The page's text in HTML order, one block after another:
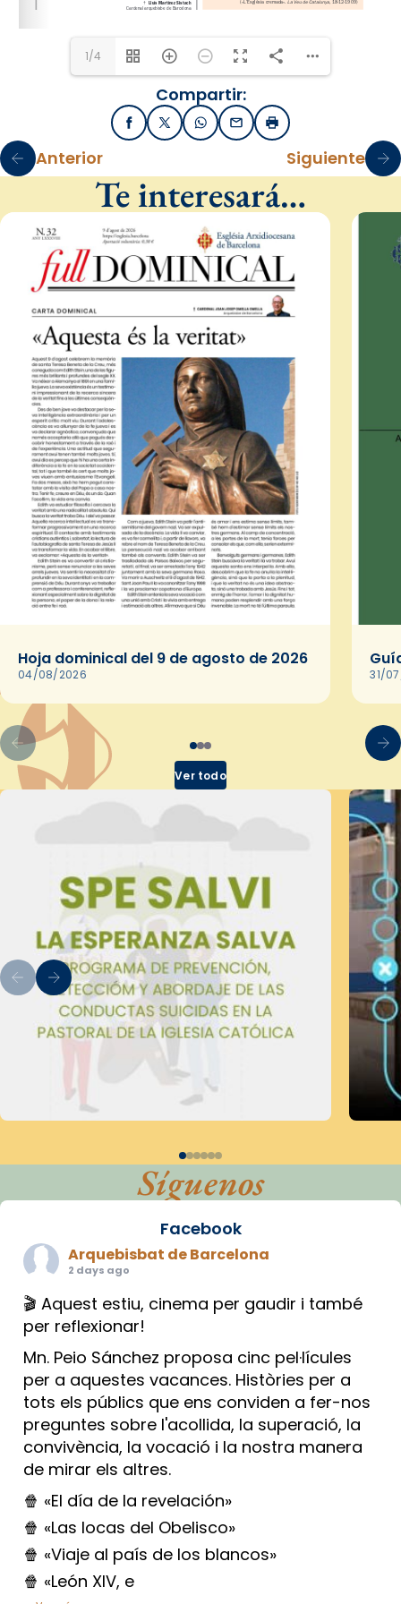
1/4
Compartir:
FacebookX / TwitterWhatsApp
EmailImprimir
Anterior Siguiente
Te interesará…
Hoja dominical del 9 de agosto de 2026
04/08/2026 31/
Ver todo
Síguenos
Facebook
Arquebisbat de Barcelona
2 days ago
🎬 Aquest estiu, cinema per gaudir i també
per reflexionar!
Mn. Peio Sánchez proposa cinc pel·lícules
per a aquestes vacances. Històries per a
tots els públics que ens conviden a fer-nos
preguntes sobre l'acollida, la superació, la
convivència, la vocació i la nostra manera
de mirar els altres.
🍿 «El día de la revelación»
🍿 «Las locas del Obelisco»
🍿 «Viaje al país de los blancos»
🍿 «León XIV, e